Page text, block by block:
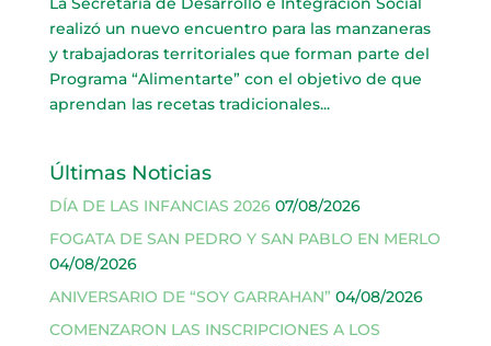
realizó un nuevo encuentro para las manzaneras
y trabajadoras territoriales que forman parte del
Programa “Alimentarte” con el objetivo de que
aprendan las recetas tradicionales...
Últimas Noticias
DÍA DE LAS INFANCIAS 2026 07/08/2026
FOGATA DE SAN PEDRO Y SAN PABLO EN MERLO
04/08/2026
ANIVERSARIO DE “SOY GARRAHAN” 04/08/2026
COMENZARON LAS INSCRIPCIONES A LOS